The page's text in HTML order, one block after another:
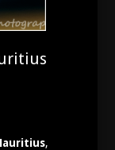
,